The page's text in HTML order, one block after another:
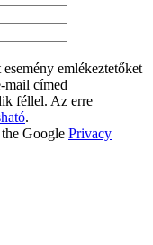
emlékeztetőket
mail címed
féllel. Az erre
.
Google Privacy